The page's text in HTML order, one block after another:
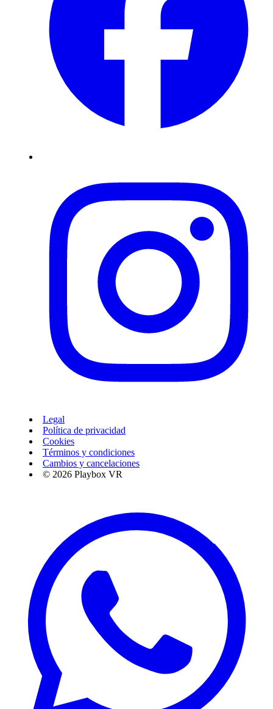
Legal
Política de privacidad
Cookies
Términos y condiciones
Cambios y cancelaciones
© 2026 Playbox VR